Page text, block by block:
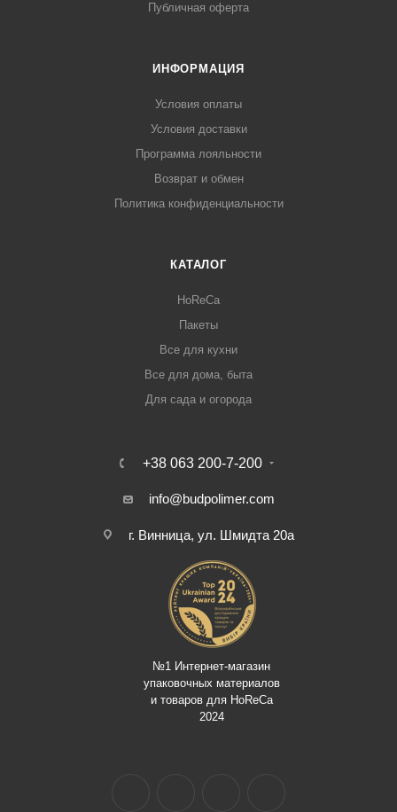
Публичная оферта
ИНФОРМАЦИЯ
Условия оплаты
Условия доставки
Программа лояльности
Возврат и обмен
Политика конфиденциальности
КАТАЛОГ
HoReCa
Пакеты
Все для кухни
Все для дома, быта
Для сада и огорода
+38 063 200-7-200
info@budpolimer.com
г. Винница, ул. Шмидта 20а
№1 Интернет-магазин
упаковочных материалов
и товаров для HoReCa
2024